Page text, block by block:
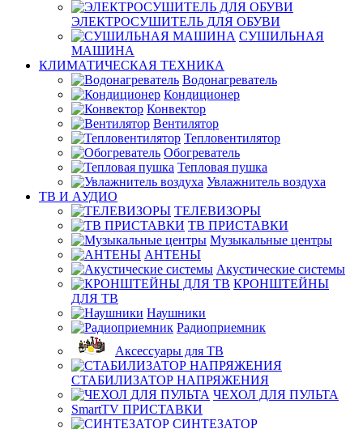
ЭЛЕКТРОСУШИТЕЛЬ ДЛЯ ОБУВИ
СУШИЛЬНАЯ
МАШИНА
КЛИМАТИЧЕСКАЯ ТЕХНИКА
Водонагреватель
Кондиционер
Конвектор
Вентилятор
Тепловентилятор
Обогреватель
Тепловая пушка
Увлажнитель воздуха
ТВ И AУДИО
ТЕЛЕВИЗОРЫ
ТВ ПРИСТАВКИ
Музыкальные центры
АНТЕНЫ
Акустические системы
КРОНШТЕЙНЫ
ДЛЯ ТВ
Наушники
Радиоприемник
Аксессуары для ТВ
СТАБИЛИЗАТОР НАПРЯЖЕНИЯ
ЧЕХОЛ ДЛЯ ПУЛЬТА
SmartTV ПРИСТАВКИ
СИНТЕЗАТОР